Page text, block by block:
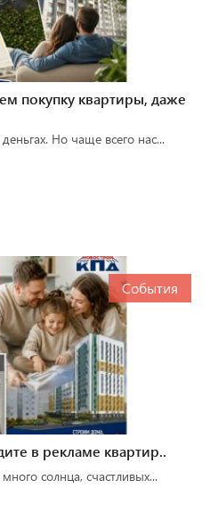
покупку квартиры, даже
Но чаще всего нас...
События
в рекламе квартир..
солнца, счастливых...